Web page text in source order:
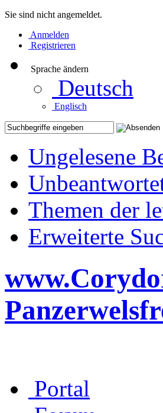
Sie sind nicht angemeldet.
Anmelden
Registrieren
Sprache ändern
Deutsch
Englisch
Ungelesene
Themen der
Erweiterte
Portal